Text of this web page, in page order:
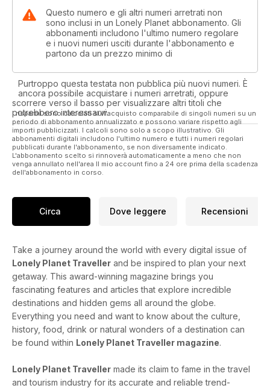
Questo numero e gli altri numeri arretrati non
sono inclusi in un Lonely Planet abbonamento. Gli
abbonamenti includono l'ultimo numero regolare
e i nuovi numeri usciti durante l'abbonamento e
partono da un prezzo minimo di
Purtroppo questa testata non pubblica più nuovi numeri. È
ancora possibile acquistare i numeri arretrati, oppure
scorrere verso il basso per visualizzare altri titoli che
potrebbero interessarvi.
I risparmi sono calcolati sull'acquisto comparabile di singoli numeri su un
periodo di abbonamento annualizzato e possono variare rispetto agli
importi pubblicizzati. I calcoli sono solo a scopo illustrativo. Gli
abbonamenti digitali includono l'ultimo numero e tutti i numeri regolari
pubblicati durante l'abbonamento, se non diversamente indicato.
L'abbonamento scelto si rinnoverà automaticamente a meno che non
venga annullato nell'area Il mio account fino a 24 ore prima della scadenza
dell'abbonamento in corso.
Circa Dove leggere Recensioni
Take a journey around the world with every digital issue of
Lonely Planet Traveller and be inspired to plan your next
getaway. This award-winning magazine brings you
fascinating features and articles that explore incredible
destinations and hidden gems all around the globe.
Everything you need and want to know about the culture,
history, food, drink or natural wonders of a destination can
be found within Lonely Planet Traveller magazine.
Lonely Planet Traveller made its claim to fame in the travel
and tourism industry for its accurate and reliable trend-